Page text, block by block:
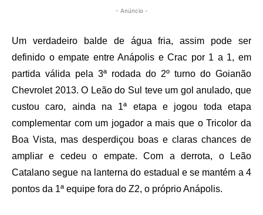
- Anúncio -
Um verdadeiro balde de água fria, assim pode ser
definido o empate entre Anápolis e Crac por 1 a 1, em
partida válida pela 3ª rodada do 2º turno do Goianão
Chevrolet 2013. O Leão do Sul teve um gol anulado, que
custou caro, ainda na 1ª etapa e jogou toda etapa
complementar com um jogador a mais que o Tricolor da
Boa Vista, mas desperdiçou boas e claras chances de
ampliar e cedeu o empate. Com a derrota, o Leão
Catalano segue na lanterna do estadual e se mantém a 4
pontos da 1ª equipe fora do Z2, o próprio Anápolis.